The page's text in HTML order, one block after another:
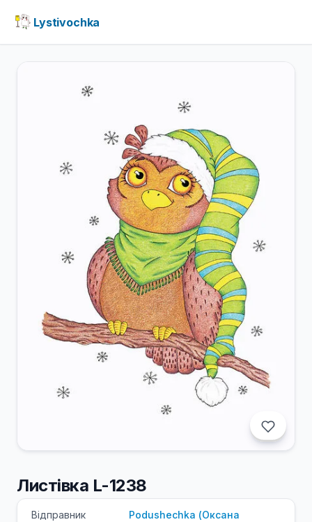
Lystivochka
Листівка L-1238
Відправник Podushechka (Оксана